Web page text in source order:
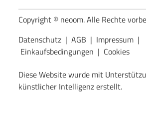
Copyright © neoom. Alle Rechte
Datenschutz| AGB | Impressum|
Einkaufsbedingungen | Cookies
Diese Website wurde mit
künstlicher Intelligenz erstellt.